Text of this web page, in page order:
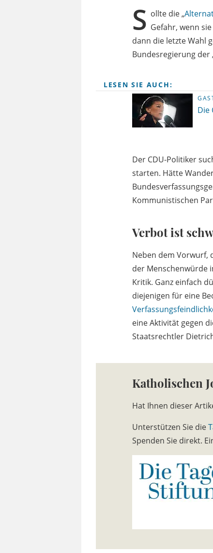
S ollte die „
Gefahr, wenn
dann die letzte Wahl
Bundesregierung der
LESEN SIE AUCH:
Die
Der CDU-Politiker
starten. Hätte
Kommunistischen
Verbot ist
Neben dem Vorwurf,
der Menschenwürde
Kritik. Ganz einfach
diejenigen für eine
eine Aktivität gegen
Staatsrechtler
Katholischen
Hat Ihnen dieser
Unterstützen Sie die
Spenden Sie direkt.